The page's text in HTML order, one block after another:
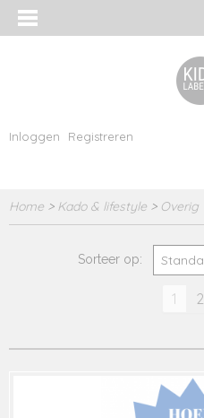
Inloggen Registreren
Home > Kado & lifestyle > Overig
Sorteer op:
1 2